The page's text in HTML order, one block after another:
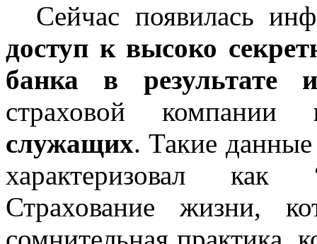
Сейчас появилась
доступ к высоко
банка в результате
страховой компании
служащих. Такие
характеризовал как
Страхование жизни,